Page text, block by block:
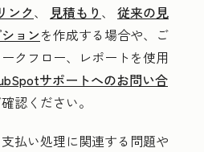
ンク、 見積もり 、 従来の見
ョンを作成する場合や、ご
クフロー、レポートを使用
サポートへのお問い合
認ください。
払い処理に関連する問題や